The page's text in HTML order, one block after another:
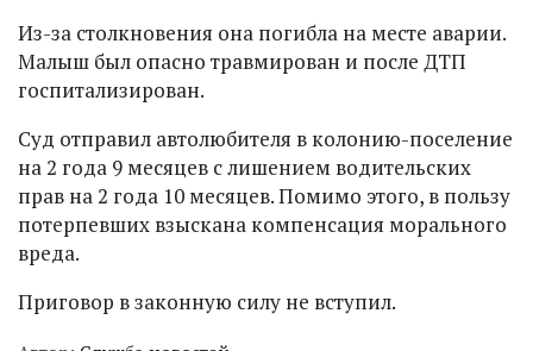
Из-за столкновения она погибла на месте аварии.
Малыш был опасно травмирован и после ДТП
госпитализирован.
Суд отправил автолюбителя в колонию-поселение
на 2 года 9 месяцев с лишением водительских
прав на 2 года 10 месяцев. Помимо этого, в пользу
потерпевших взыскана компенсация морального
вреда.
Приговор в законную силу не вступил.